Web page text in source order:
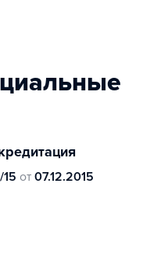
15 от 07.12.2015